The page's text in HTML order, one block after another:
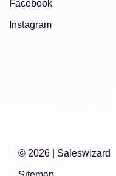
Facebook
Instagram
© 2026 | Saleswizard